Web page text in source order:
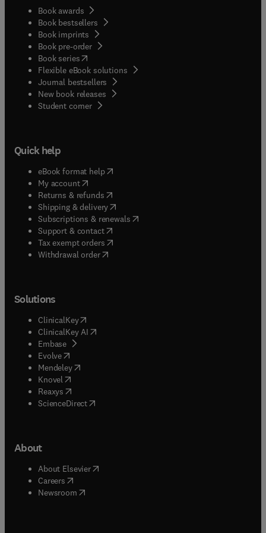
Book awards
Book bestsellers
Book imprints
Book pre-order
Book series(opens in new tab/window
Flexible eBook solutions
Journal bestsellers
New book releases
Student corner( opens in new tab/window
Quick help
eBook format help( opens in new tab/window
My account( opens in new tab/window
Returns & refunds( opens in new tab/window
Shipping & delivery(opens in new tab/window
Subscriptions & renewals( opens in new tab/window
Support & contact( opens in new tab/window
Tax exempt orders( opens in new tab/window
Withdrawal order
Solutions
ClinicalKey(opens in new tab/window
ClinicalKey AI opens in new tab/window
Embase( opens in new tab/window
Evolve(opens in new tab/window
Mendeley( opens in new tab/window
Knovel (opens in new tab/window
Reaxys (opens in new tab/window
ScienceDirect(opens in new tab/window
About
About Elsevier( opens in new tab/window
Careers opens in new tab/window
Newsroom( opens in new tab/window